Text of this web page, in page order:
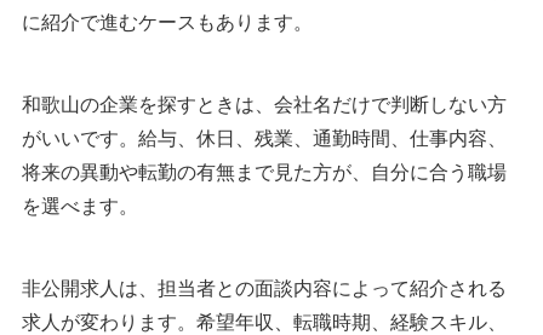
に紹介で進むケースもあります。
和歌山の企業を探すときは、会社名だけで判断しない方
がいいです。給与、休日、残業、通勤時間、仕事内容、
将来の異動や転勤の有無まで見た方が、自分に合う職場
を選べます。
非公開求人は、担当者との面談内容によって紹介される
求人が変わります。希望年収、転職時期、経験スキル、